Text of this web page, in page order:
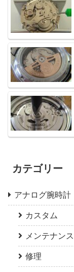
カテゴリー
アナログ腕時計
カスタム
メンテナンス
修理